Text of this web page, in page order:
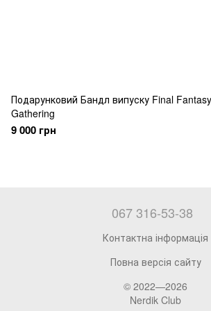
Подарунковий Бандл випуску Final
Gathering
9 000 грн
067 316-53-38
Контактна інформація
Повна версія сайту
© 2022—2026
Nerdik Club